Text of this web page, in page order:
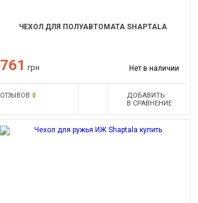
ЧЕХОЛ ДЛЯ ПОЛУАВТОМАТА SHAPTALA
761 грн Нет в наличии
ОТЗЫВОВ:0
ДОБАВИТЬ
В СРАВНЕНИЕ